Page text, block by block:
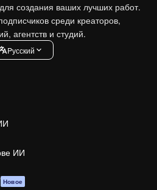
создания ваших лучших работ.
среди креаторов,
агентств и студий.
Pусский
ИИ
Новое